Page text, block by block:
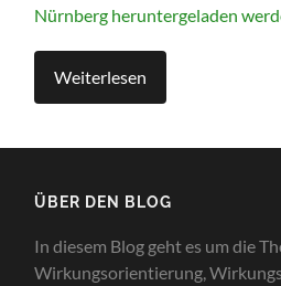
Nürnberg heruntergeladen
Weiterlesen
ÜBER DEN BLOG
In diesem Blog geht es um die
Wirkungsorientierung,